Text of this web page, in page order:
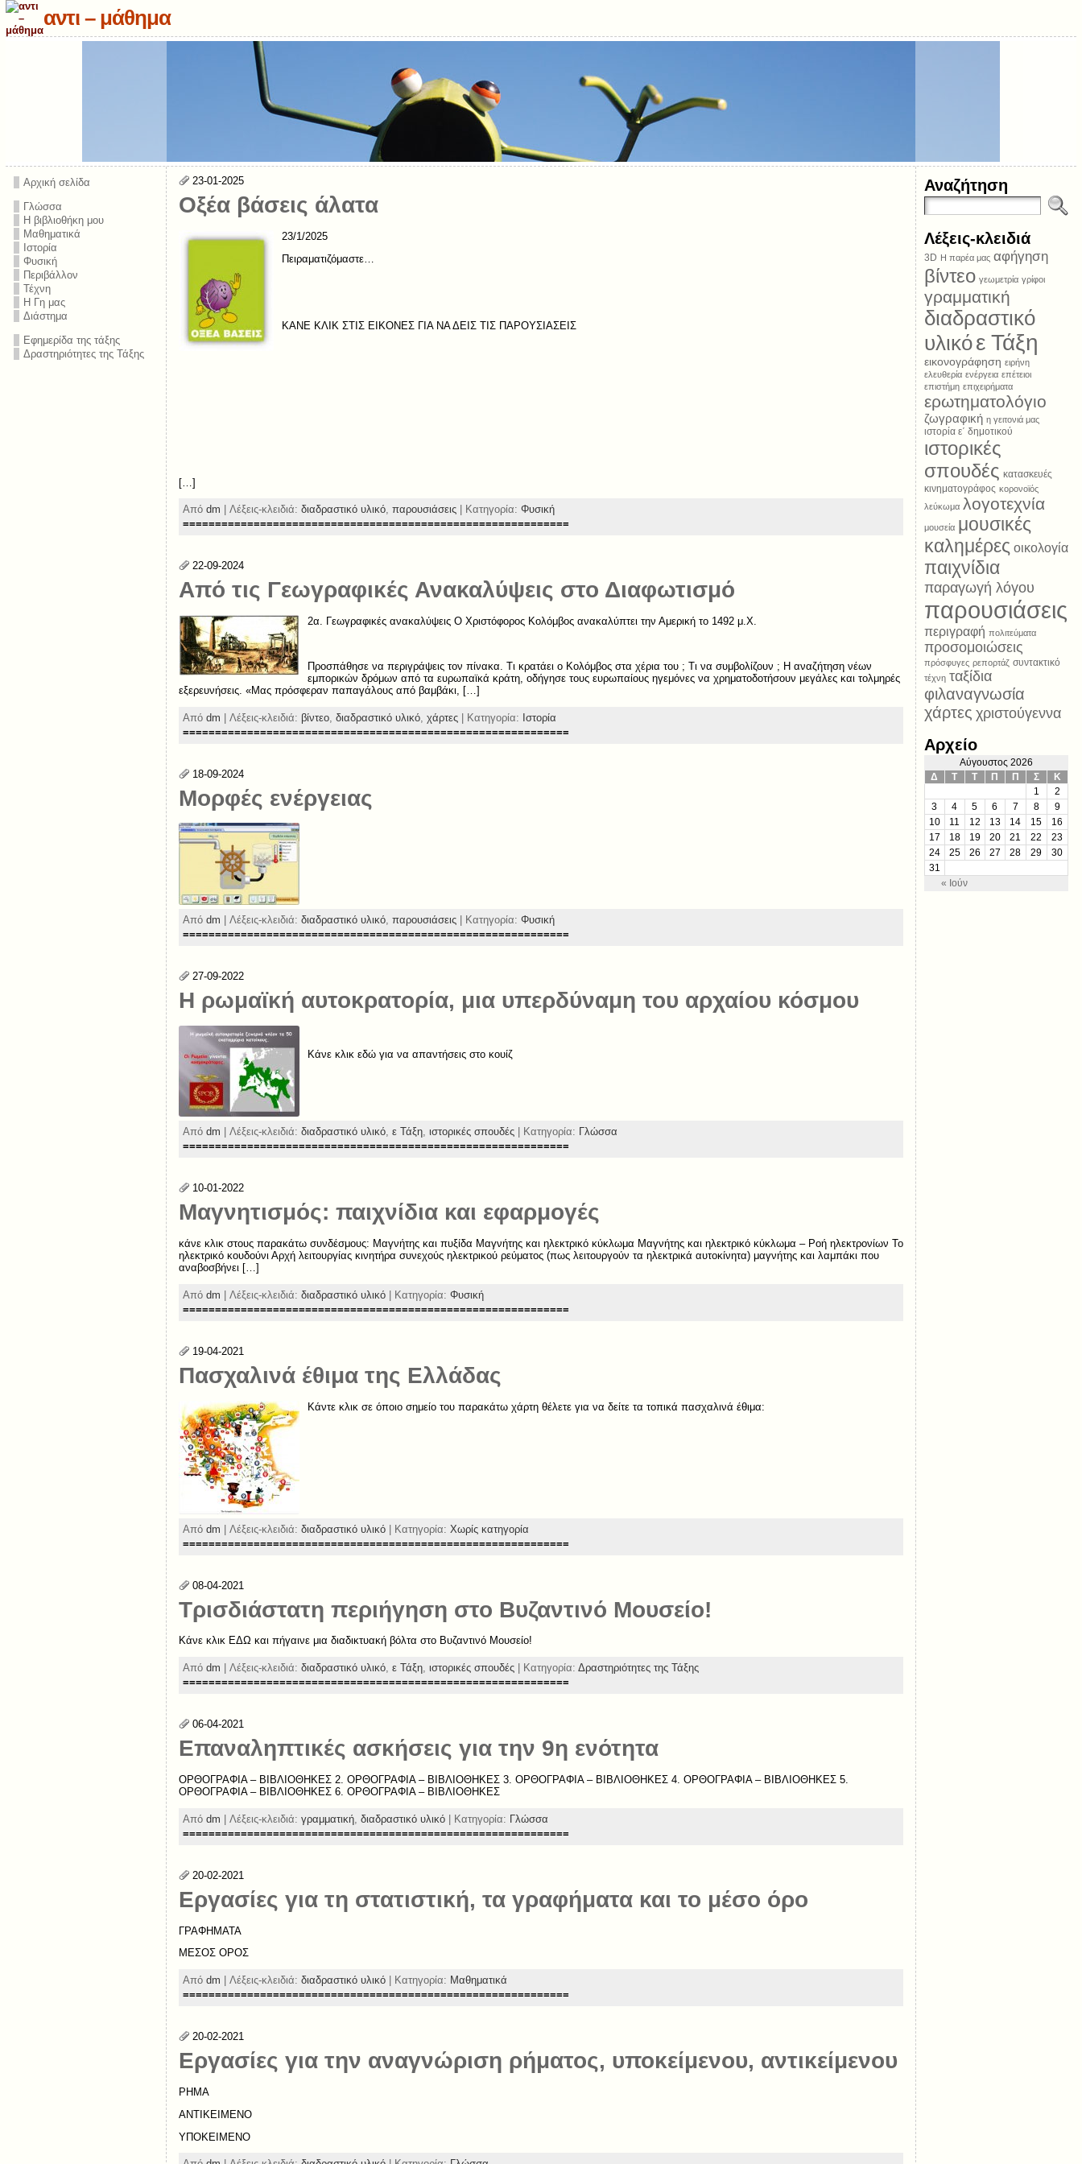
αντι – μάθημα
Αρχική σελίδα
Γλώσσα
Η βιβλιοθήκη μου
Μαθηματικά
Ιστορία
Φυσική
Περιβάλλον
Τέχνη
Η Γη μας
Διάστημα
Εφημερίδα της τάξης
Δραστηριότητες της Τάξης
23-01-2025
Οξέα βάσεις άλατα
23/1/2025
Πειραματιζόμαστε…
ΚΑΝΕ ΚΛΙΚ ΣΤΙΣ ΕΙΚΟΝΕΣ ΓΙΑ ΝΑ ΔΕΙΣ ΤΙΣ ΠΑΡΟΥΣΙΑΣΕΙΣ
[…]
Από dm | Λέξεις-κλειδιά: διαδραστικό υλικό, παρουσιάσεις| Κατηγορία: Φυσική
============================================================
22-09-2024
Από τις Γεωγραφικές Ανακαλύψεις στο Διαφωτισμό
2α. Γεωγραφικές ανακαλύψεις Ο Χριστόφορος Κολόμβος ανακαλύπτει την Αμερική το 1492 μ.Χ.
Προσπάθησε να περιγράψεις τον πίνακα. Τι κρατάει ο Κολόμβος στα χέρια του ; Τι να συμβολίζουν ; Η αναζήτηση νέων
εμπορικών δρόμων από τα ευρωπαϊκά κράτη, οδήγησε τους ευρωπαίους ηγεμόνες να χρηματοδοτήσουν μεγάλες και τολμηρές
εξερευνήσεις. «Μας πρόσφεραν παπαγάλους από βαμβάκι, […]
Από dm | Λέξεις-κλειδιά: βίντεο, διαδραστικό υλικό, χάρτες| Κατηγορία: Ιστορία
============================================================
18-09-2024
Μορφές ενέργειας
Από dm | Λέξεις-κλειδιά: διαδραστικό υλικό, παρουσιάσεις| Κατηγορία: Φυσική
============================================================
27-09-2022
Η ρωμαϊκή αυτοκρατορία, μια υπερδύναμη του αρχαίου κόσμου
Κάνε κλικ εδώ για να απαντήσεις στο κουίζ
Από dm | Λέξεις-κλειδιά: διαδραστικό υλικό, ε Τάξη, ιστορικές σπουδές| Κατηγορία: Γλώσσα
============================================================
10-01-2022
Μαγνητισμός: παιχνίδια και εφαρμογές
κάνε κλικ στους παρακάτω συνδέσμους: Μαγνήτης και πυξίδα Μαγνήτης και ηλεκτρικό κύκλωμα Μαγνήτης και ηλεκτρικό κύκλωμα – Ροή ηλεκτρονίων Το
ηλεκτρικό κουδούνι Αρχή λειτουργίας κινητήρα συνεχούς ηλεκτρικού ρεύματος (πως λειτουργούν τα ηλεκτρικά αυτοκίνητα) μαγνήτης και λαμπάκι που
αναβοσβήνει […]
Από dm | Λέξεις-κλειδιά: διαδραστικό υλικό| Κατηγορία: Φυσική
============================================================
19-04-2021
Πασχαλινά έθιμα της Ελλάδας
Κάντε κλικ σε όποιο σημείο του παρακάτω χάρτη θέλετε για να δείτε τα τοπικά πασχαλινά έθιμα:
Από dm | Λέξεις-κλειδιά: διαδραστικό υλικό| Κατηγορία: Χωρίς κατηγορία
============================================================
08-04-2021
Τρισδιάστατη περιήγηση στο Βυζαντινό Μουσείο!
Κάνε κλικ ΕΔΩ και πήγαινε μια διαδικτυακή βόλτα στο Βυζαντινό Μουσείο!
Από dm | Λέξεις-κλειδιά: διαδραστικό υλικό, ε Τάξη, ιστορικές σπουδές| Κατηγορία: Δραστηριότητες της Τάξης
============================================================
06-04-2021
Επαναληπτικές ασκήσεις για την 9η ενότητα
ΟΡΘΟΓΡΑΦΙΑ – ΒΙΒΛΙΟΘΗΚΕΣ 2. ΟΡΘΟΓΡΑΦΙΑ – ΒΙΒΛΙΟΘΗΚΕΣ 3. ΟΡΘΟΓΡΑΦΙΑ – ΒΙΒΛΙΟΘΗΚΕΣ 4. ΟΡΘΟΓΡΑΦΙΑ – ΒΙΒΛΙΟΘΗΚΕΣ 5.
ΟΡΘΟΓΡΑΦΙΑ – ΒΙΒΛΙΟΘΗΚΕΣ 6. ΟΡΘΟΓΡΑΦΙΑ – ΒΙΒΛΙΟΘΗΚΕΣ
Από dm | Λέξεις-κλειδιά: γραμματική, διαδραστικό υλικό| Κατηγορία: Γλώσσα
============================================================
20-02-2021
Εργασίες για τη στατιστική, τα γραφήματα και το μέσο όρο
ΓΡΑΦΗΜΑΤΑ
ΜΕΣΟΣ ΟΡΟΣ
Από dm | Λέξεις-κλειδιά: διαδραστικό υλικό| Κατηγορία: Μαθηματικά
============================================================
20-02-2021
Εργασίες για την αναγνώριση ρήματος, υποκείμενου, αντικείμενου
ΡΗΜΑ
ΑΝΤΙΚΕΙΜΕΝΟ
ΥΠΟΚΕΙΜΕΝΟ
Αναζήτηση
Λέξεις-κλειδιά
3D Η παρέα μας αφήγηση
βίντεο γεωμετρία γρίφοι
γραμματική
διαδραστικό
υλικόε Τάξη
εικονογράφηση ειρήνη
ελευθερία ενέργεια επέτειοι
επιστήμη επιχειρήματα
ερωτηματολόγιο
ζωγραφική η γειτονιά μας
ιστορία ε΄ δημοτικού
ιστορικές
σπουδές κατασκευές
κινηματογράφος κορονοϊός
λεύκωμα λογοτεχνία
μουσεία μουσικές
καλημέρες οικολογία
παιχνίδια
παραγωγή λόγου
παρουσιάσεις
περιγραφή πολιτεύματα
προσομοιώσεις
πρόσφυγες ρεπορτάζ συντακτικό
τέχνη ταξίδια
φιλαναγνωσία
χάρτες χριστούγεννα
Αρχείο
Αύγουστος 2026
Δ
Τ Τ Π Π Σ Κ
« Ιούν
1
2
3
4 5 6 7 8
9
10
11 12 13 14 15
16
17
18 19 20 21 22
23
24
25 26 27 28 29
30
31